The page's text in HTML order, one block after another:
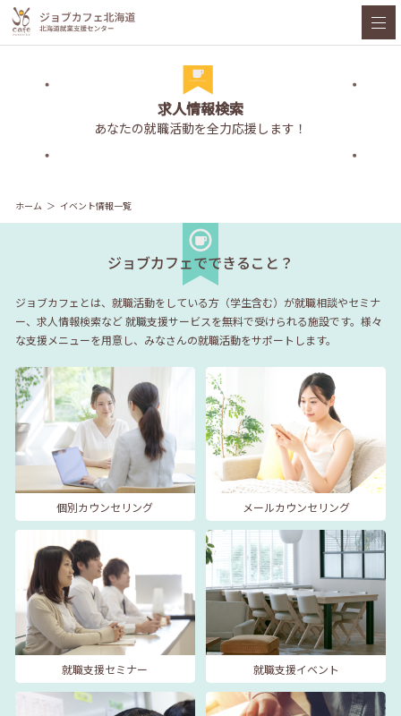
求人情報検索
あなたの就職活動を全力応援します！
ホーム イベント情報一覧
ジョブカフェでできること？
ジョブカフェとは、就職活動をしている方（学生含む）が就職相談やセミナ
ー、求人情報検索など就職支援サービスを無料で受けられる施設です。様々
な支援メニューを用意し、みなさんの就職活動をサポートします。
個別カウンセリング メールカウンセリング
就職支援セミナー 就職支援イベント